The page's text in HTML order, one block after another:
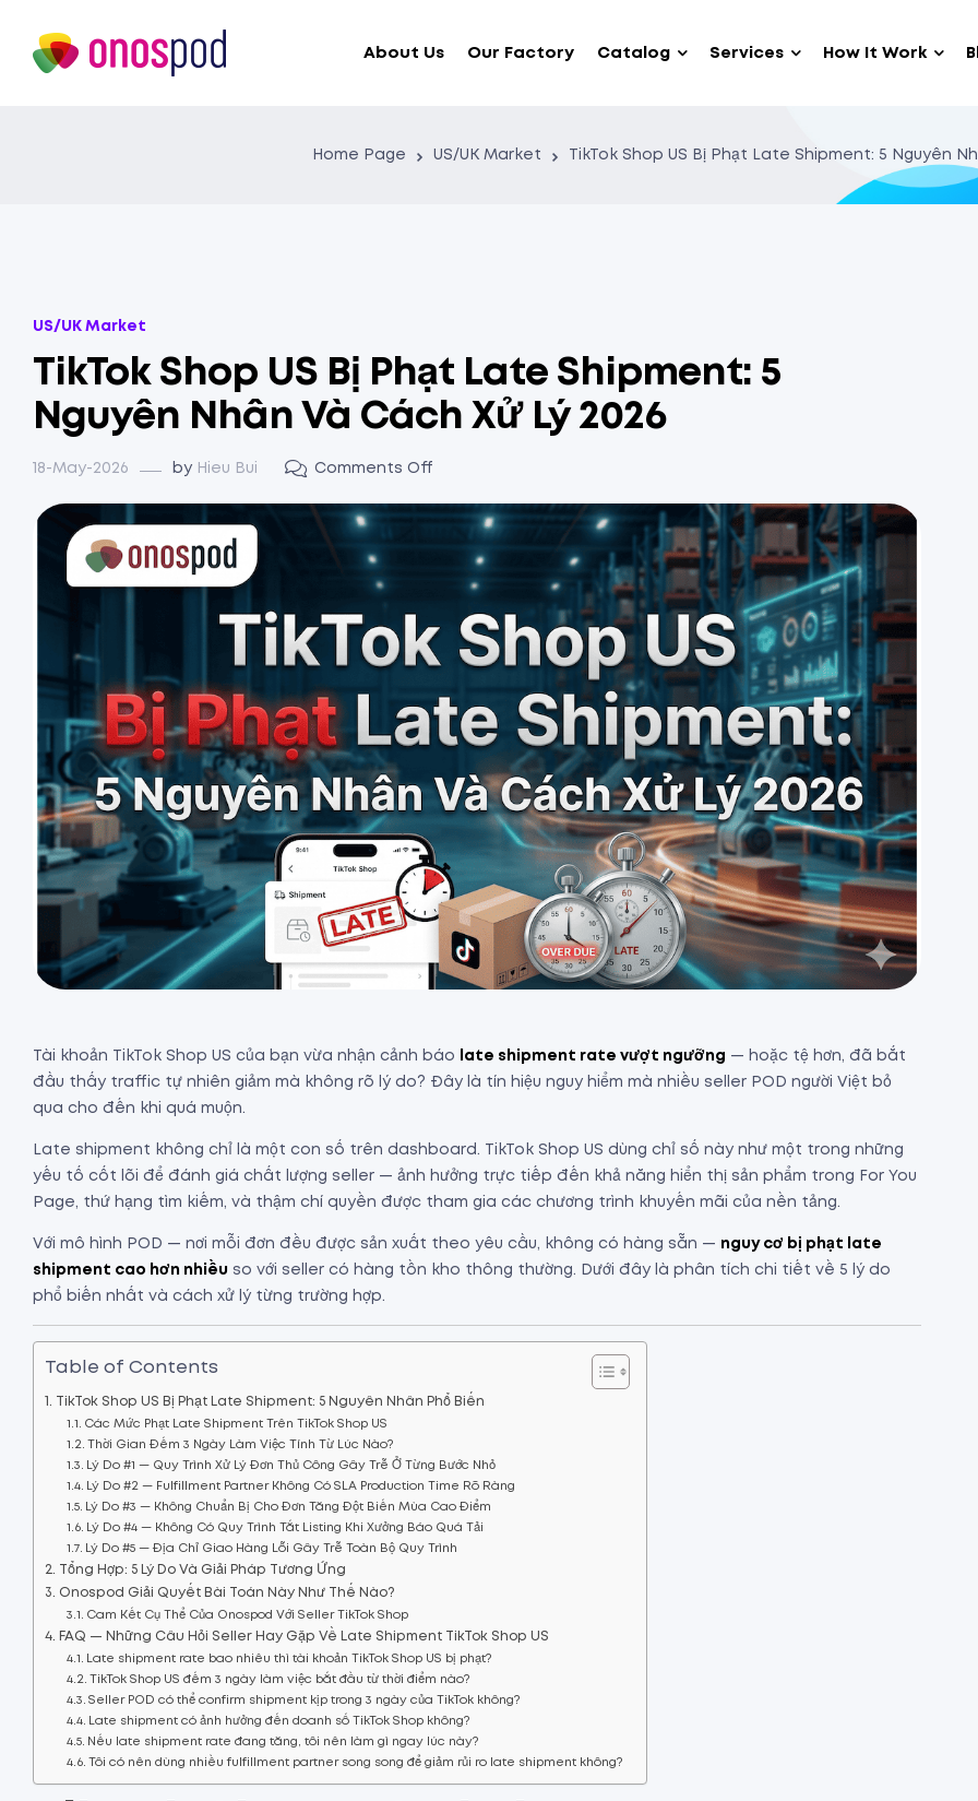
About Us Our Factory Catalog Services How It Work
Home Page US/UK Market TikTok Shop US Bị Phạt Late Shipment: 5 Nguyên
US/UK Market
TikTok Shop US Bị Phạt Late Shipment: 5
Nguyên Nhân Và Cách Xử Lý 2026
18-May-2026 by Hieu Bui Comments Off
Tài khoản TikTok Shop US của bạn vừa nhận cảnh báo late shipment rate vượt ngưỡng — hoặc tệ hơn, đã bắt
đầu thấy traffic tự nhiên giảm mà không rõ lý do? Đây là tín hiệu nguy hiểm mà nhiều seller POD người Việt bỏ
qua cho đến khi quá muộn.
Late shipment không chỉ là một con số trên dashboard. TikTok Shop US dùng chỉ số này như một trong những
yếu tố cốt lõi để đánh giá chất lượng seller — ảnh hưởng trực tiếp đến khả năng hiển thị sản phẩm trong For You
Page, thứ hạng tìm kiếm, và thậm chí quyền được tham gia các chương trình khuyến mãi của nền tảng.
Với mô hình POD — nơi mỗi đơn đều được sản xuất theo yêu cầu, không có hàng sẵn — nguy cơ bị phạt late
shipment cao hơn nhiều so với seller có hàng tồn kho thông thường. Dưới đây là phân tích chi tiết về 5 lý do
phổ biến nhất và cách xử lý từng trường hợp.
Table of Contents
TikTok Shop US Bị Phạt Late Shipment: 5 Nguyên Nhân Phổ Biến
Các Mức Phạt Late Shipment Trên TikTok Shop US
Thời Gian Đếm 3 Ngày Làm Việc Tính Từ Lúc Nào?
Lý Do #1 — Quy Trình Xử Lý Đơn Thủ Công Gây Trễ Ở Từng Bước Nhỏ
Lý Do #2 — Fulfillment Partner Không Có SLA Production Time Rõ Ràng
Lý Do #3 — Không Chuẩn Bị Cho Đơn Tăng Đột Biến Mùa Cao Điểm
Lý Do #4 — Không Có Quy Trình Tắt Listing Khi Xưởng Báo Quá Tải
Lý Do #5 — Địa Chỉ Giao Hàng Lỗi Gây Trễ Toàn Bộ Quy Trình
Tổng Hợp: 5 Lý Do Và Giải Pháp Tương Ứng
Onospod Giải Quyết Bài Toán Này Như Thế Nào?
Cam Kết Cụ Thể Của Onospod Với Seller TikTok Shop
FAQ — Những Câu Hỏi Seller Hay Gặp Về Late Shipment TikTok Shop US
Late shipment rate bao nhiêu thì tài khoản TikTok Shop US bị phạt?
TikTok Shop US đếm 3 ngày làm việc bắt đầu từ thời điểm nào?
Seller POD có thể confirm shipment kịp trong 3 ngày của TikTok không?
Late shipment có ảnh hưởng đến doanh số TikTok Shop không?
Nếu late shipment rate đang tăng, tôi nên làm gì ngay lúc này?
Tôi có nên dùng nhiều fulfillment partner song song để giảm rủi ro late shipment không?